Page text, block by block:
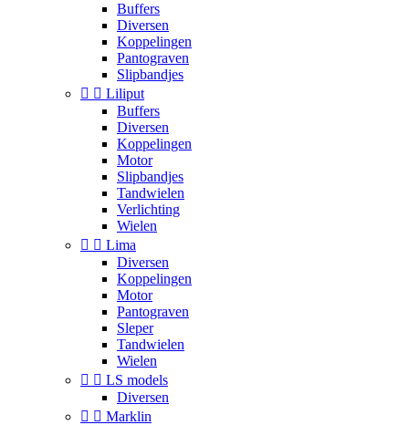
Buffers
Diversen
Koppelingen
Pantograven
Slipbandjes
  Liliput
Buffers
Diversen
Koppelingen
Motor
Slipbandjes
Tandwielen
Verlichting
Wielen
  Lima
Diversen
Koppelingen
Motor
Pantograven
Sleper
Tandwielen
Wielen
  LS models
Diversen
  Marklin